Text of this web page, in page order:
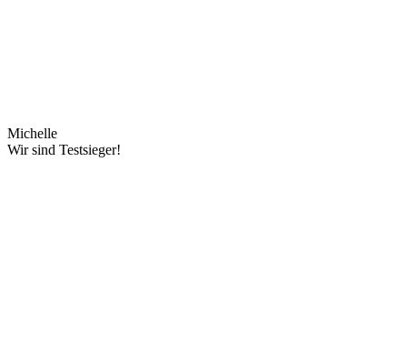
Michelle
Wir sind Testsieger!